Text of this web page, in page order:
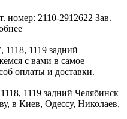
номер: 2110-2912622 Зав.
1118, 1119 задний
с вами в самое
оплаты и доставки.
1119 задний Челябинск
в Киев, Одессу, Николаев,